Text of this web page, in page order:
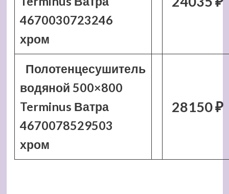
4670030723246
хром
Полотенцесушитель
водяной 500×800
Terminus Ватра
4670078529503
хром
28150 ₽